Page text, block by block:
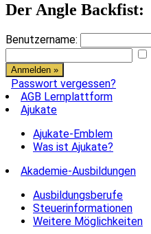
Der Angle Backfist:
Benutzername:
Passwort vergessen?
AGB Lernplattform
Ajukate
Ajukate-Emblem
Was ist Ajukate?
Akademie-Ausbildungen
Ausbildungsberufe
Steuerinformationen
Weitere Möglichkeiten